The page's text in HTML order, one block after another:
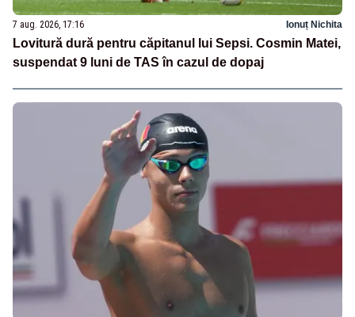
7 aug. 2026, 17:16 Ionuț Nichita
Lovitură dură pentru căpitanul lui Sepsi. Cosmin Matei,
suspendat 9 luni de TAS în cazul de dopaj